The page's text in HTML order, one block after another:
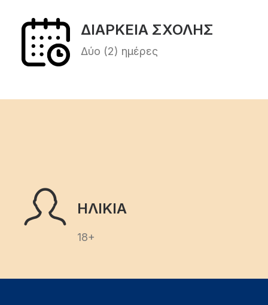
ΔΙΑΡΚΕΙΑ ΣΧΟΛΗΣ
Δύο (2) ημέρες
ΗΛΙΚΙΑ
18+